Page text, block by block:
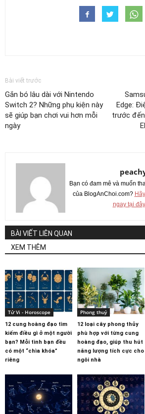
Bài viết trước
Gắn bó lâu dài với Nintendo
Switch 2? Những phụ kiện này
sẽ giúp bạn chơi vui hơn mỗi
ngày
Edge:
trước đến
Bạn có đam mê và muốn
của BlogAnChoi.com?
ngay tại
BÀI VIẾT LIÊN QUAN
XEM THÊM
Tử Vi - Horoscope
12 cung hoàng đạo tìm
kiếm điều gì ở một người
bạn? Mỗi tình bạn đều
có một “chìa khóa”
riêng
Phong thuỷ
12 loại cây phong thủy
phù hợp với từng cung
hoàng đạo, giúp thu hút
năng lượng tích cực cho
ngôi nhà